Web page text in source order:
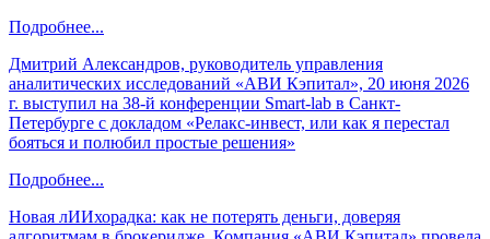
Подробнее...
Дмитрий Александров, руководитель управления
аналитических исследований «АВИ Кэпитал», 20 июня 2026
г. выступил на 38-й конференции Smart-lab в Санкт-
Петербурге с докладом «Релакс-инвест, или как я перестал
бояться и полюбил простые решения»
Подробнее...
Новая лИИхорадка: как не потерять деньги, доверяя